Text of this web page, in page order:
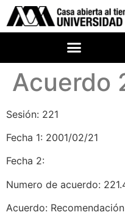
Acuerdo
Sesión: 221
Fecha 1: 2001/02/21
Fecha 2:
Numero de acuerdo:
Acuerdo: